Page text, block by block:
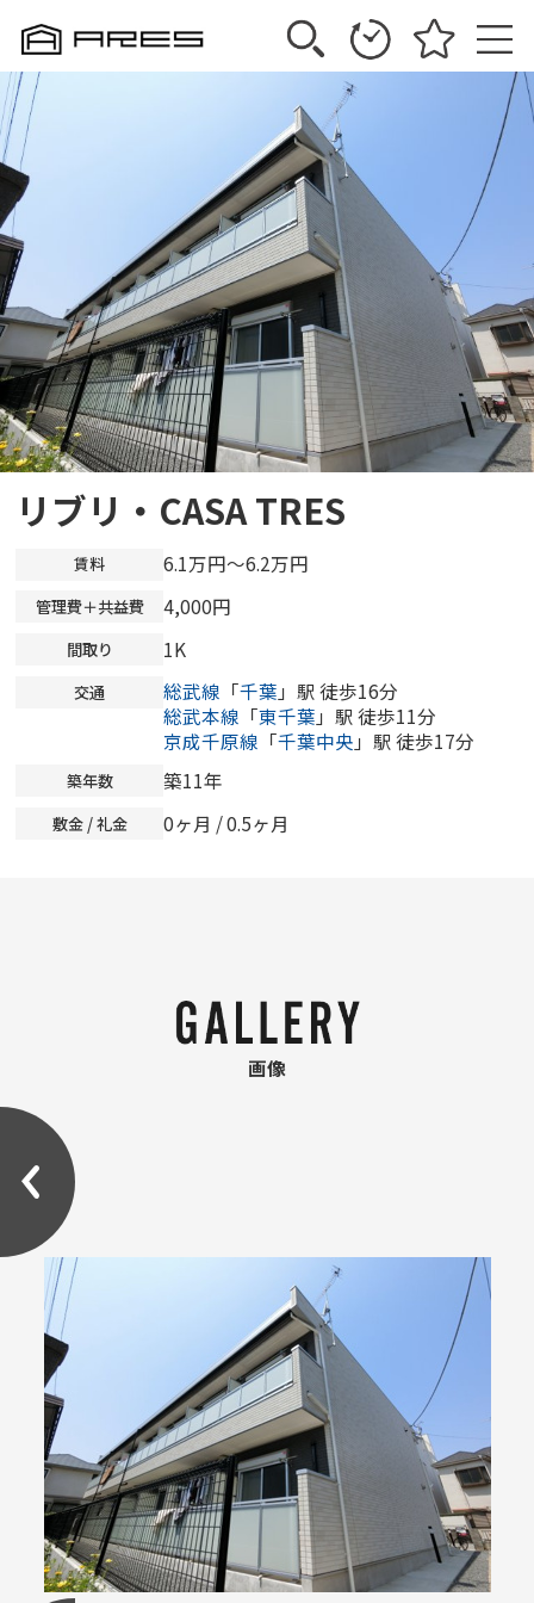
リブリ・CASA TRES
賃料 6.1万円～6.2万円
管理費＋共益費 4,000円
間取り 1K
交通 総武線 「千葉 」駅 徒歩16分
総武本線 「東千葉 」駅 徒歩11分
京成千原線 「千葉中央 」駅 徒歩17分
築年数 築11年
敷金 / 礼金 0ヶ月 / 0.5ヶ月
画像